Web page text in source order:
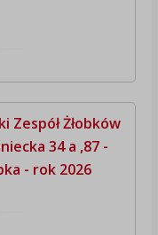
Zespół Żłobków
34 a ,87 -
- rok 2026